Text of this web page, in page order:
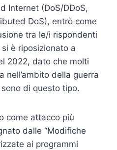
Internet (DoS/DDoS,
DoS), entrò come
tra le/i rispondenti
è riposizionato a
2022, dato che molti
nell’ambito della guerra
di questo tipo.
come attacco più
dalle “Modifiche
ai programmi